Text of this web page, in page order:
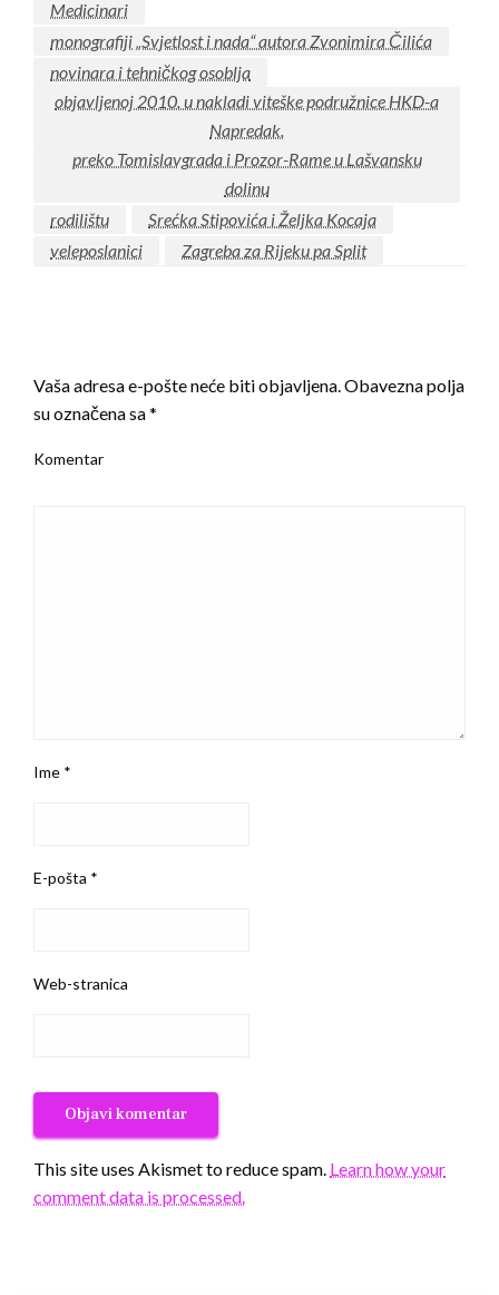
Medicinari
monografiji „Svjetlost i nada“ autora Zvonimira Čilića
novinara i tehničkog osoblja
objavljenoj 2010. u nakladi viteške podružnice HKD-a
Napredak.
preko Tomislavgrada i Prozor-Rame u Lašvansku
dolinu
rodilištu
Srećka Stipovića i Željka Kocaja
veleposlanici
Zagreba za Rijeku pa Split
Vaša adresa e-pošte neće biti objavljena.Obavezna polja
su označena sa*
Komentar
Ime *
E-pošta *
Web-stranica
This site uses Akismet to reduce spam. Learn how your
comment data is processed.